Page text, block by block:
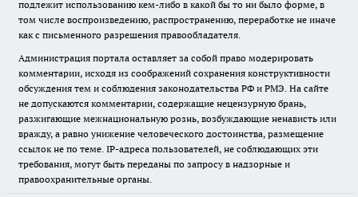
подлежит использованию кем-либо в какой бы то ни было форме, в
том числе воспроизведению, распространению, переработке не иначе
как с письменного разрешения правообладателя.
Администрация портала оставляет за собой право модерировать
комментарии, исходя из соображений сохранения конструктивности
обсуждения тем и соблюдения законодательства РФ и РМЭ. На сайте
не допускаются комментарии, содержащие нецензурную брань,
разжигающие межнациональную рознь, возбуждающие ненависть или
вражду, а равно унижение человеческого достоинства, размещение
ссылок не по теме. IP-адреса пользователей, не соблюдающих эти
требования, могут быть переданы по запросу в надзорные и
правоохранительные органы.